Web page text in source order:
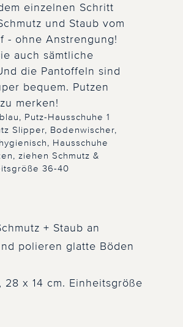
einzelnen Schritt
und Staub vom
- ohne Anstrengung!
auch sämtliche
die Pantoffeln sind
bequem. Putzen
merken!
Putz-Hausschuhe 1
Slipper, Bodenwischer,
Hausschuhe
ziehen Schmutz &
36-40
+ Staub an
polieren glatte Böden
28 x 14 cm. Einheitsgröße